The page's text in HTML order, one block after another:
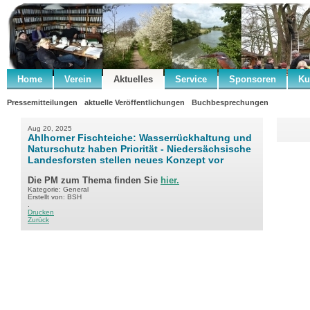
Home Verein Aktuelles Service Sponsoren
Pressemitteilungen aktuelle Veröffentlichungen Buchbesprechungen
Aug 20, 2025
Ahlhorner Fischteiche: Wasserrückhaltung und
Naturschutz haben Priorität - Niedersächsische
Landesforsten stellen neues Konzept vor
Die PM zum Thema finden Sie hier.
Kategorie: General
Erstellt von: BSH
Drucken
Zurück